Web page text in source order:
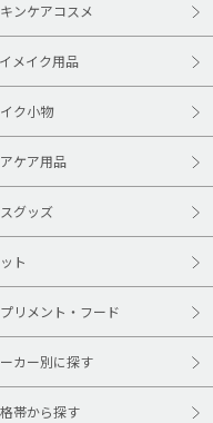
ンケアコスメ
メイク用品
ク小物
ケア用品
グッズ
ト
リメント・フード
カー別に探す
帯から探す